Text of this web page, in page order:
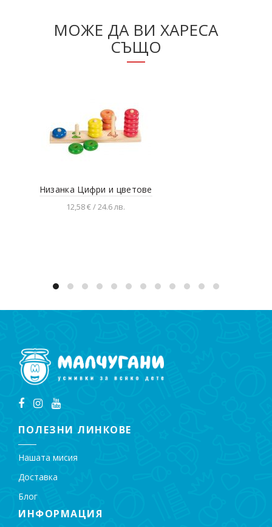
МОЖЕ ДА ВИ ХАРЕСА
СЪЩО
Низанка Цифри и цветове
12,58 € / 24.6 лв.
ПОЛЕЗНИ ЛИНКОВЕ
Нашата мисия
Доставка
Блог
ИНФОРМАЦИЯ